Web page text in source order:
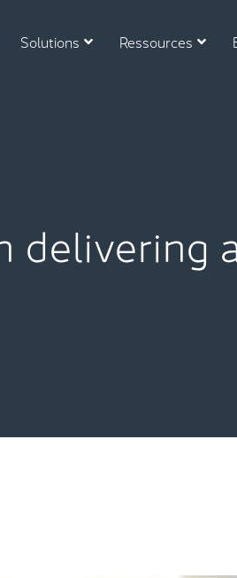
Solutions Ressources
delivering